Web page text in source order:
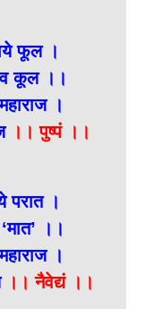
फूल ।
कूल ।।
।
।। पुष्पं ।।
परात ।
।।
।
।। नैवेद्यं ।।